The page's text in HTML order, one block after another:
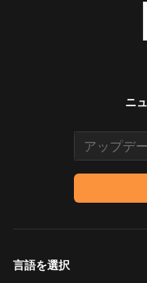
ニ
Email
言語を選択